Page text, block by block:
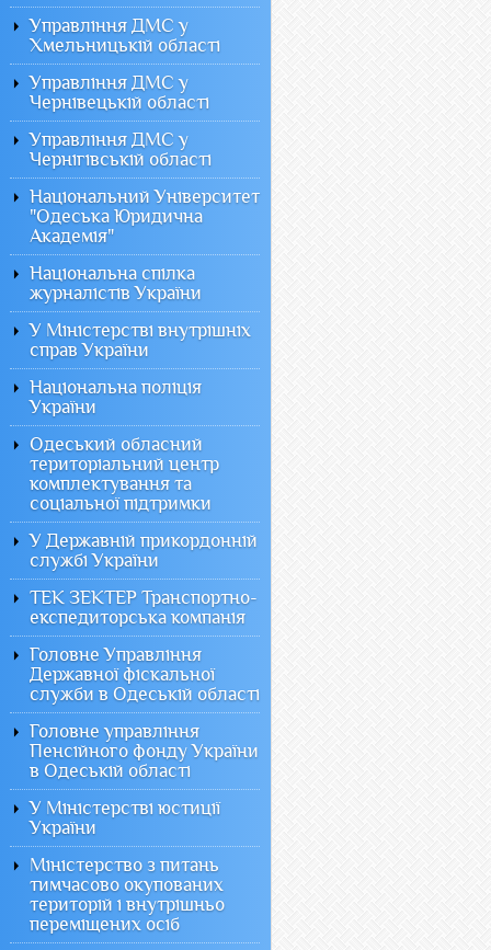
Управління ДМС у
Хмельницькій області
Управління ДМС у
Чернівецькій області
Управління ДМС у
Чернігівській області
Національний Університет
"Одеська Юридична
Академія"
Національна спілка
журналістів України
У Міністерстві внутрішніх
справ України
Національна поліція
України
Одеський обласний
територіальний центр
комплектування та
соціальної підтримки
У Державній прикордонній
службі України
ТЕК ЗЕКТЕР Транспортно-
експедиторська компанія
Головне Управління
Державної фіскальної
служби в Одеській області
Головне управління
Пенсійного фонду України
в Одеській області
У Міністерстві юстиції
України
Міністерство з питань
тимчасово окупованих
територій і внутрішньо
переміщених осіб